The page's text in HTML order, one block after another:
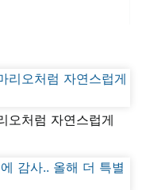
오처럼 자연스럽게